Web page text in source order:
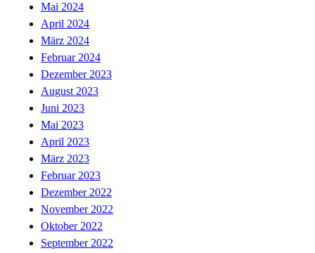
Mai 2024
April 2024
März 2024
Februar 2024
Dezember 2023
August 2023
Juni 2023
Mai 2023
April 2023
März 2023
Februar 2023
Dezember 2022
November 2022
Oktober 2022
September 2022